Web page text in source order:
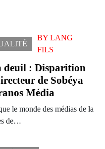
BY LANG
FILS
deuil : Disparition
de Sobéya
Média
le monde des médias de la
de…